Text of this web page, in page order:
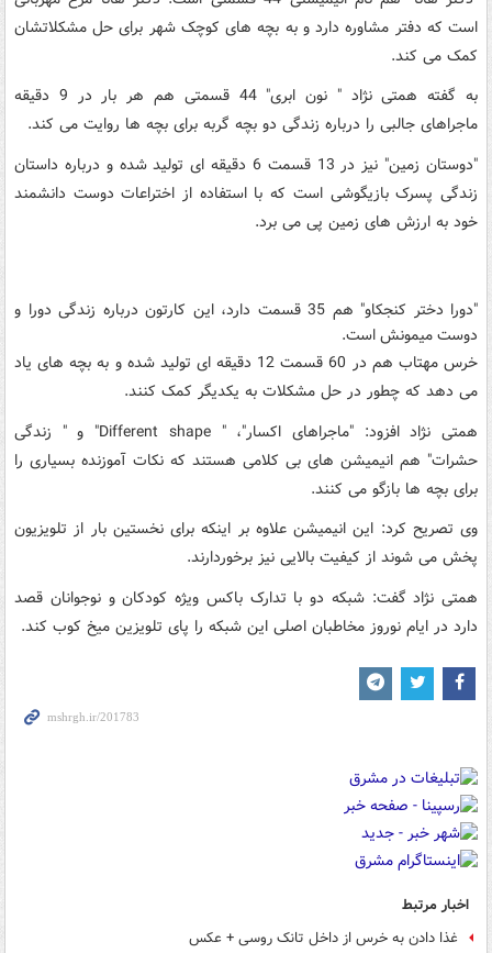
است که دفتر مشاوره دارد و به بچه های کوچک شهر برای حل مشکلاتشان
کمک می کند.
به گفته همتی نژاد " نون ابری" 44 قسمتی هم هر بار در 9 دقیقه
ماجراهای جالبی را درباره زندگی دو بچه گربه برای بچه ها روایت می کند.
"دوستان زمین" نیز در 13 قسمت 6 دقیقه ای تولید شده و درباره داستان
زندگی پسرک بازیگوشی است که با استفاده از اختراعات دوست دانشمند
خود به ارزش های زمین پی می برد.
"دورا دختر کنجکاو" هم 35 قسمت دارد، این کارتون درباره زندگی دورا و
دوست میمونش است.
خرس مهتاب هم در 60 قسمت 12 دقیقه ای تولید شده و به بچه های یاد
می دهد که چطور در حل مشکلات به یکدیگر کمک کنند.
همتی نژاد افزود: "ماجراهای اکسار"، " Different shape" و " زندگی
حشرات" هم انیمیشن های بی کلامی هستند که نکات آموزنده بسیاری را
برای بچه ها بازگو می کنند.
وی تصریح کرد: این انیمیشن علاوه بر اینکه برای نخستین بار از تلویزیون
پخش می شوند از کیفیت بالایی نیز برخوردارند.
همتی نژاد گفت: شبکه دو با تدارک باکس ویژه کودکان و نوجوانان قصد
دارد در ایام نوروز مخاطبان اصلی این شبکه را پای تلویزین میخ کوب کند.
اخبار مرتبط
غذا دادن به خرس‌ از داخل تانک روسی + عکس